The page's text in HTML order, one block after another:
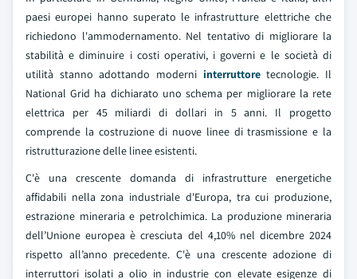
paesi europei hanno superato le infrastrutture elettriche che
richiedono l'ammodernamento. Nel tentativo di migliorare la
stabilità e diminuire i costi operativi, i governi e le società di
utilità stanno adottando moderni interruttoretecnologie. Il
National Grid ha dichiarato uno schema per migliorare la rete
elettrica per 45 miliardi di dollari in 5 anni. Il progetto
comprende la costruzione di nuove linee di trasmissione e la
ristrutturazione delle linee esistenti.
C'è una crescente domanda di infrastrutture energetiche
affidabili nella zona industriale d'Europa, tra cui produzione,
estrazione mineraria e petrolchimica. La produzione mineraria
dell’Unione europea è cresciuta del 4,10% nel dicembre 2024
rispetto all’anno precedente. C'è una crescente adozione di
interruttori isolati a olio in industrie con elevate esigenze di